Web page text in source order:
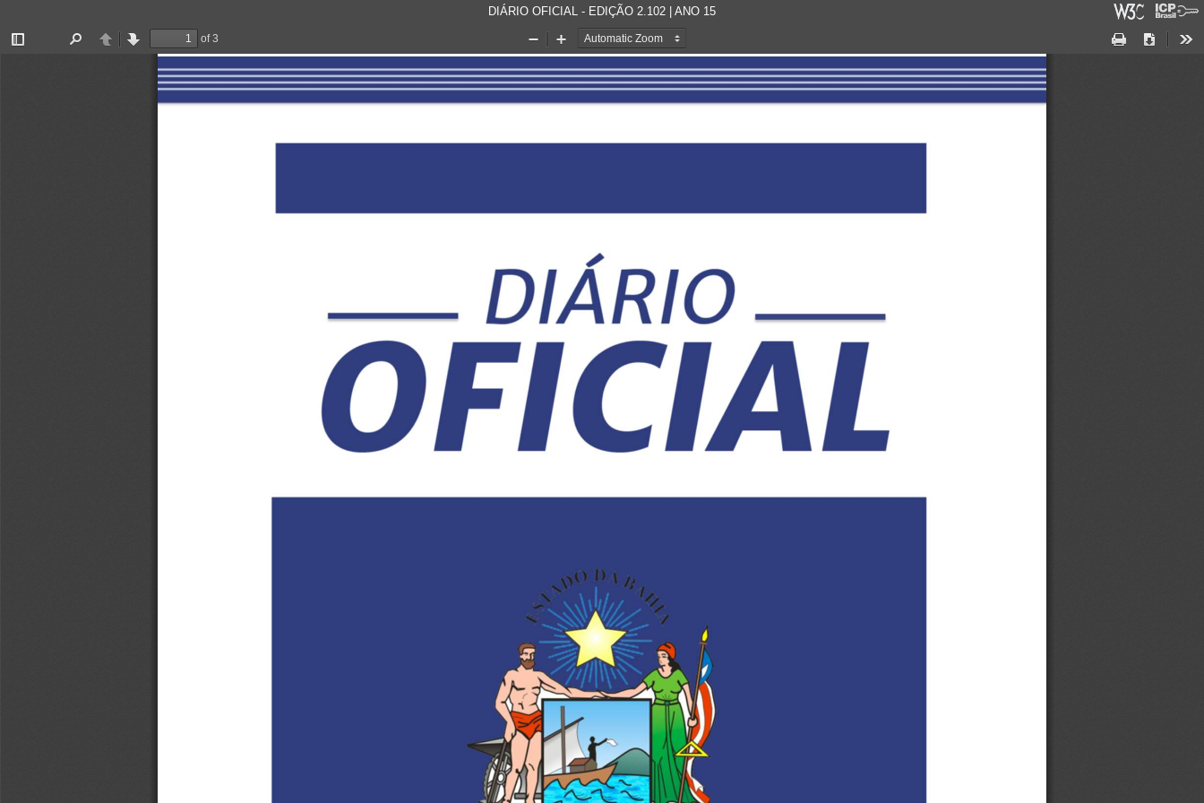
DIÁRIO OFICIAL - EDIÇÃO 2.102 | ANO 15